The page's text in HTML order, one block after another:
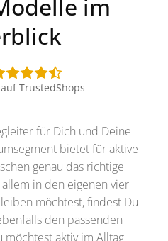
im
TrustedShops
für Dich und Deine
bietet für aktive
genau das richtige
in den eigenen vier
möchtest, findest Du
den passenden
möchtest aktiv im Alltag